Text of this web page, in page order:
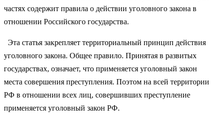
частях содержит правила о действии уголовного закона в
отношении Российского государства.
Эта статья закрепляет территориальный принцип действия
уголовного закона. Общее правило. Принятая в развитых
государствах, означает, что применяется уголовный закон
места совершения преступления. Поэтом на всей территории
РФ в отношении всех лиц, совершивших преступление
применяется уголовный закон РФ.